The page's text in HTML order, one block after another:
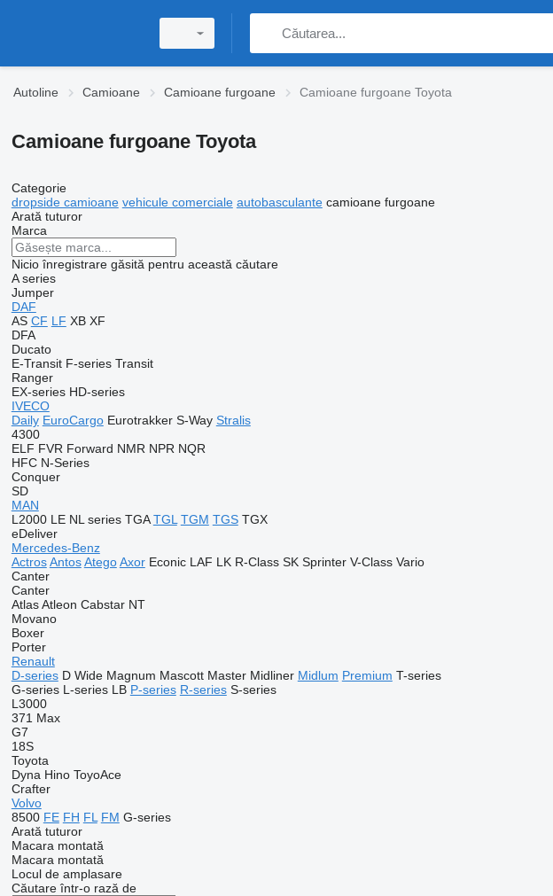
Autoline Camioane Camioane furgoane Camioane furgoane Toyota
Camioane furgoane Toyota
Categorie
dropside camioane vehicule comerciale autobasculante camioane furgoane
Arată tuturor
Marca
Nicio înregistrare găsită pentru această căutare
A series
Jumper
DAF
AS CF LF XB XF
DFA
Ducato
E-Transit F-series Transit
Ranger
EX-series HD-series
IVECO
Daily EuroCargo Eurotrakker S-Way Stralis
4300
ELF FVR Forward NMR NPR NQR
HFC N-Series
Conquer
SD
MAN
L2000 LE NL series TGA TGL TGM TGS TGX
eDeliver
Mercedes-Benz
Actros Antos Atego Axor Econic LAF LK R-Class SK Sprinter V-Class Vario
Canter
Canter
Atlas Atleon Cabstar NT
Movano
Boxer
Porter
Renault
D-series D Wide Magnum Mascott Master Midliner Midlum Premium T-series
G-series L-series LB P-series R-series S-series
L3000
371 Max
G7
18S
Toyota
Dyna Hino ToyoAce
Crafter
Volvo
8500 FE FH FL FM G-series
Arată tuturor
Macara montată
Macara montată
Locul de amplasare
Căutare într-o rază de